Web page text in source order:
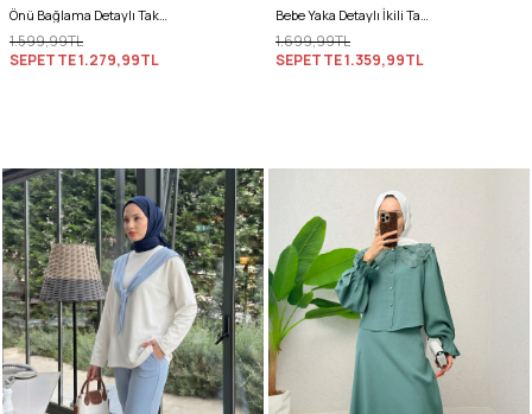
Önü Bağlama Detaylı Takım Y0143 - İNDİGO
1.599,99TL
SEPETTE1.279,99TL
Bebe Yaka Detaylı İkili Takım Y0141 - İNDİGO
1.699,99TL
SEPETTE1.359,99TL